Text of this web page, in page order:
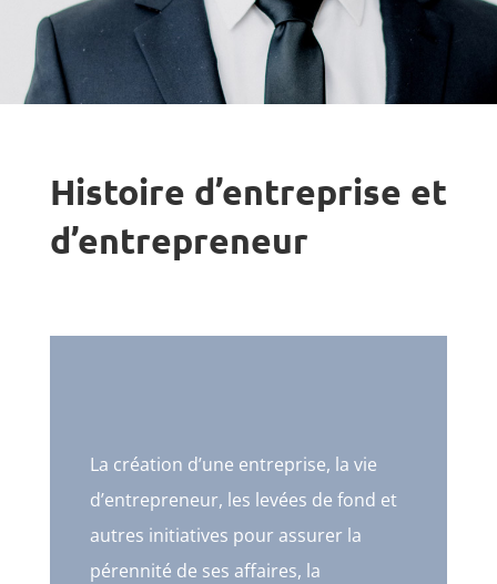
Histoire d’entreprise et
d’entrepreneur
La création d’une entreprise, la vie
d’entrepreneur, les levées de fond et
autres initiatives pour assurer la
pérennité de ses affaires, la